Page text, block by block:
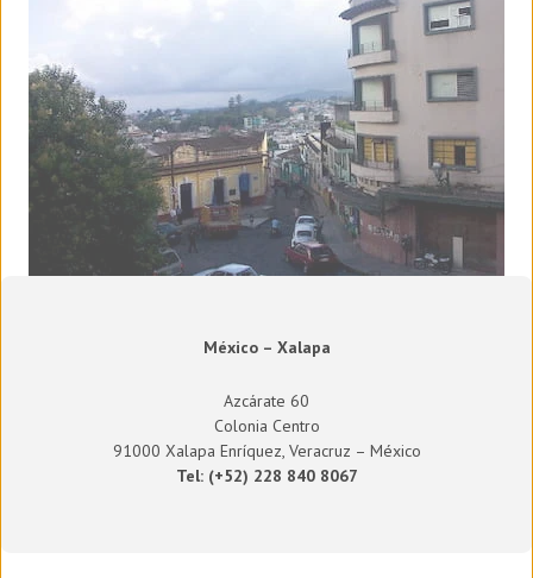
México – Xalapa
Azcárate 60
Colonia Centro
91000 Xalapa Enríquez, Veracruz – México
Tel: (+52) 228 840 8067